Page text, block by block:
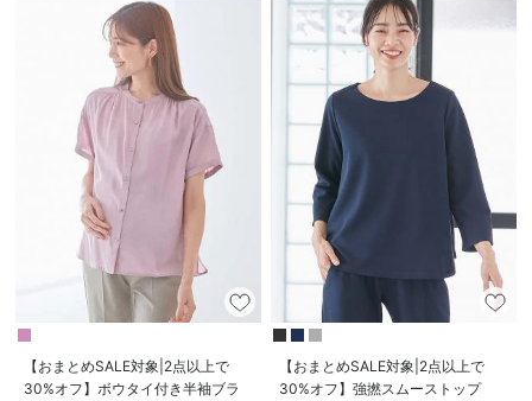
【おまとめSALE対象|2点以上で
30%オフ】ボウタイ付き半袖ブラ
【おまとめSALE対象|2点以上で
30%オフ】強撚スムーストップ